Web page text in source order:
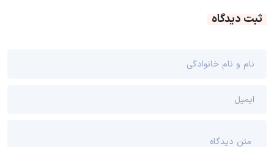
ثبت دیدگاه